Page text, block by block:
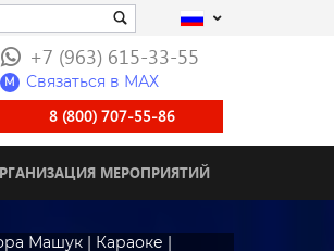
+7 (963) 615-33-55
M Связаться в МАХ
8 (800) 707-55-86
МЕРОПРИЯТИЙ
Машук | Караоке |